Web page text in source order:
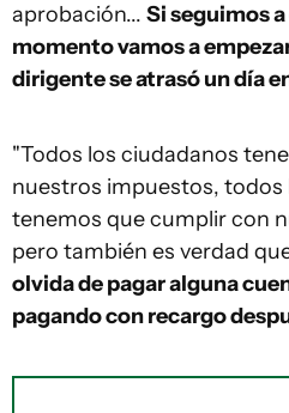
aprobación... Si seguimos
momento vamos a
dirigente se atrasó un día
"Todos los ciudadanos
nuestros impuestos, todos
tenemos que cumplir con
pero también es verdad
olvida de pagar alguna
pagando con recargo